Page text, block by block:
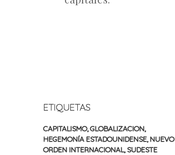
ETIQUETAS
CAPITALISMO,GLOBALIZACION
HEGEMONÍA ESTADOUNIDENSE NUEVO
ORDEN INTERNACIONAL SUDESTE